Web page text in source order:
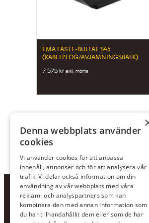
EMA FÄSTE-BULTAT S45
(KABELPLOG/AVJÄMNINGSBALK)
7 575kr exkl. moms
Denna webbplats använder
cookies
Vi använder cookies för att anpassa
innehåll, annonser och för att analysera vår
trafik. Vi delar också information om din
användning av vår webbplats med våra
reklam- och analyspartners som kan
kombinera den med annan information som
du har tillhandahållit dem eller som de har